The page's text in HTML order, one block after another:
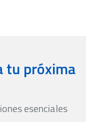
tu próxima
esenciales